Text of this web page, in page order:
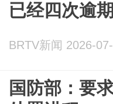
已经四次逾
BRTV新闻 2026-
国防部：要